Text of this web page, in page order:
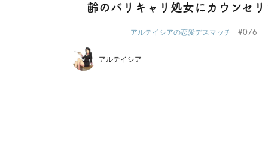
齢のバリキャリ処女にカウンセ
アルテイシアの恋愛デスマッチ #076
アルテイシア